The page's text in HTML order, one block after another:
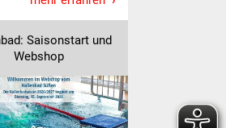
Stadtbücherei
Stadtarchiv
Saisonstart und
Webshop